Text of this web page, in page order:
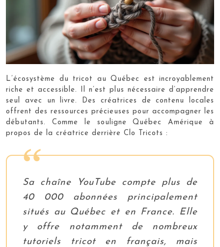
L’écosystème du tricot au Québec est incroyablement
riche et accessible. Il n’est plus nécessaire d’apprendre
seul avec un livre. Des créatrices de contenu locales
offrent des ressources précieuses pour accompagner les
débutants. Comme le souligne Québec Amérique à
propos de la créatrice derrière Clo Tricots :
Sa chaîne YouTube compte plus de
40 000 abonnées principalement
situés au Québec et en France. Elle
y offre notamment de nombreux
tutoriels tricot en français, mais